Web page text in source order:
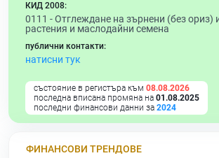
КИД 2008:
0111 -Отглеждане на зърнени (без ориз)
растения и маслодайни семена
публични контакти:
натисни тук
състояние в регистъра към 08.08.2026
последна вписана промяна на 01.08.2025
последни финансови данни за 2024
ФИНАНСОВИ ТРЕНДОВЕ